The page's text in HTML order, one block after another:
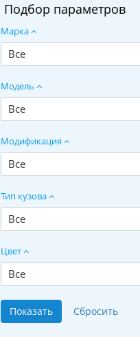
Подбор параметров
Марка
Все
Модель
Все
Модификация
Все
Тип кузова
Все
Цвет
Все